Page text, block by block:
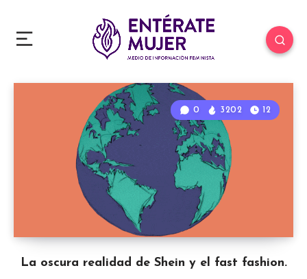
La oscura realidad de Shein y el fast fashion.
0 3202 12